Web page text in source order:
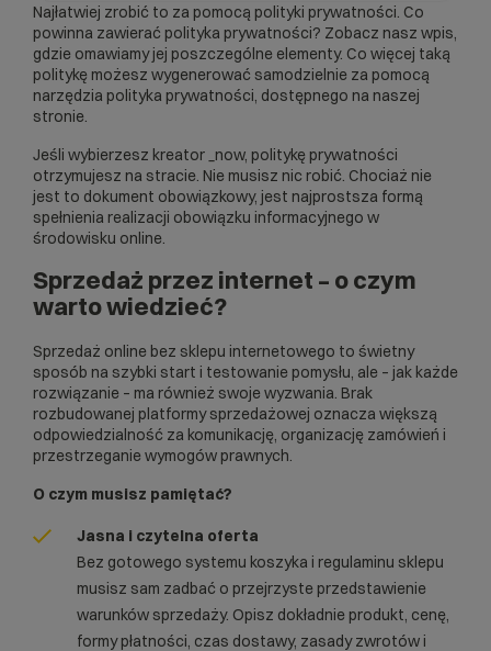
Najłatwiej zrobić to za pomocą polityki prywatności. Co
powinna zawierać polityka prywatności? Zobacz nasz wpis,
gdzie omawiamy jej poszczególne elementy. Co więcej taką
politykę możesz wygenerować samodzielnie za pomocą
narzędzia polityka prywatności , dostępnego na naszej
stronie.
Jeśli wybierzesz kreator _now, politykę prywatności
otrzymujesz na stracie. Nie musisz nic robić. Chociaż nie
jest to dokument obowiązkowy, jest najprostsza formą
spełnienia realizacji obowiązku informacyjnego w
środowisku online.
Sprzedaż przez internet – o czym
warto wiedzieć?
Sprzedaż online bez sklepu internetowego to świetny
sposób na szybki start i testowanie pomysłu, ale – jak każde
rozwiązanie – ma również swoje wyzwania. Brak
rozbudowanej platformy sprzedażowej oznacza większą
odpowiedzialność za komunikację, organizację zamówień i
przestrzeganie wymogów prawnych.
O czym musisz pamiętać?
Jasna i czytelna oferta
Bez gotowego systemu koszyka i regulaminu sklepu
musisz sam zadbać o przejrzyste przedstawienie
warunków sprzedaży. Opisz dokładnie produkt, cenę,
formy płatności, czas dostawy, zasady zwrotów i